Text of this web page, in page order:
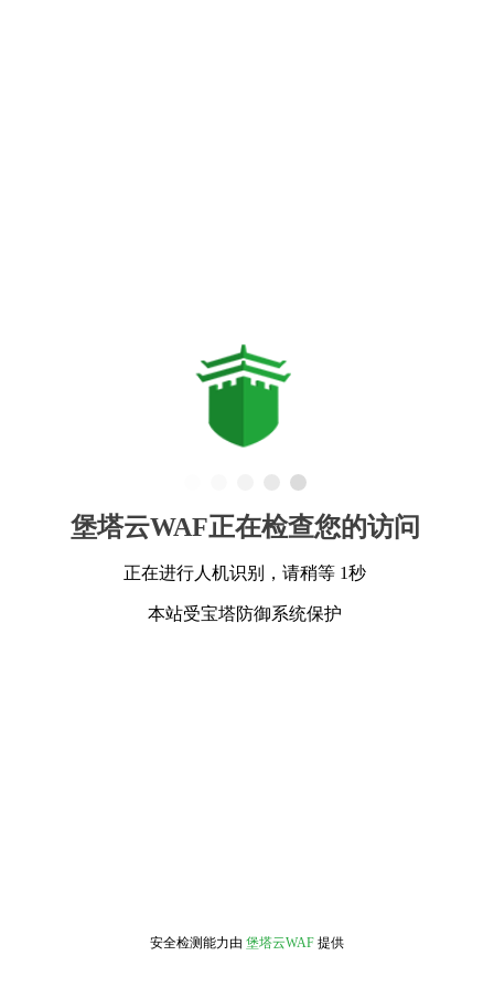
堡塔云WAF正在检查您的访问
正在进行人机识别，请稍等 1秒
本站受宝塔防御系统保护
安全检测能力由 堡塔云WAF 提供